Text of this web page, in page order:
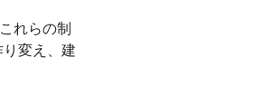
れらの制
変え、建